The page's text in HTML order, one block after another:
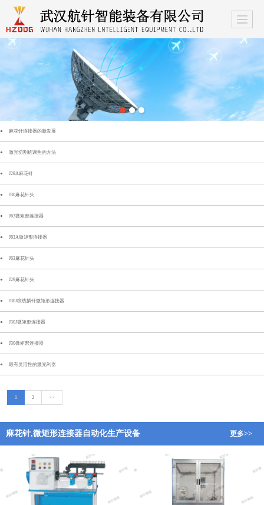
麻花针连接器的新发展
激光切割机调焦的方法
J29A麻花针
J30麻花针头
J63微矩形连接器
J63A微矩形连接器
J63麻花针头
J29麻花针头
J30J绞线插针微矩形连接器
J30J微矩形连接器
J30微矩形连接器
最有灵活性的激光利器
1 2 >>
麻花针,微矩形连接器自动化生产设备 更多>>